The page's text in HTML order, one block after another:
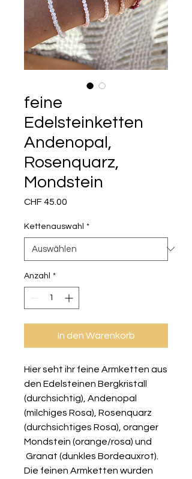
feine
Edelsteinketten
Andenopal,
Rosenquarz,
Mondstein
CHF 45.00
Kettenauswahl *
Anzahl *
In den Warenkorb
Hier seht ihr feine Armketten aus
den Edelsteinen Bergkristall
(durchsichtig), Andenopal
(milchiges Rosa), Rosenquarz
(durchsichtiges Rosa), oranger
Mondstein (orange/rosa) und
Granat (dunkles Bordeauxrot).
Die feinen Armketten wurden